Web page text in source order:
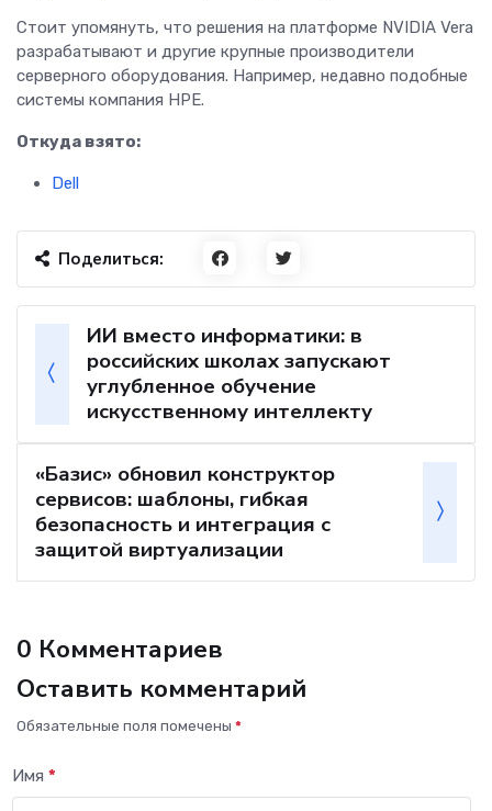
Стоит упомянуть, что решения на платформе NVIDIA Vera
разрабатывают и другие крупные производители
серверного оборудования. Например, недавно подобные
системы компания HPE.
Откуда взято:
Dell
Поделиться:
ИИ вместо информатики: в
российских школах запускают
углубленное обучение
искусственному интеллекту
«Базис» обновил конструктор
сервисов: шаблоны, гибкая
безопасность и интеграция с
защитой виртуализации
0 Комментариев
Оставить комментарий
Обязательные поля помечены *
Имя *